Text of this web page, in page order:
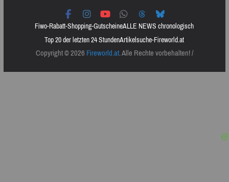
Fiwo-Rabatt-Shopping-GutscheineALLE NEWS chronologisch
Top 20 der letzten 24 StundenArtikelsuche-Fireworld.at
Copyright © 2026Fireworld.at. Alle Rechte vorbehalten! /